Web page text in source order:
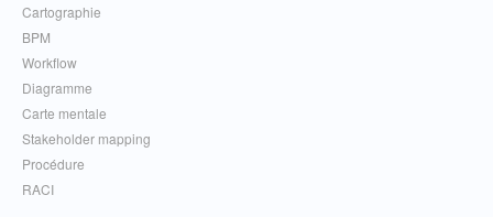
Cartographie
BPM
Workflow
Diagramme
Carte mentale
Stakeholder mapping
Procédure
RACI